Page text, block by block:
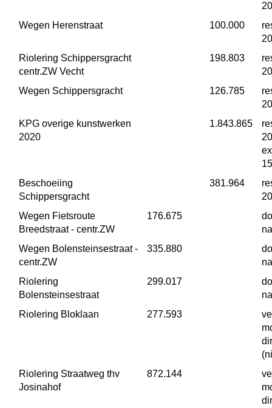
Wegen Herenstraat
100.000
Riolering Schippersgracht
centr.ZW Vecht
198.803
Wegen Schippersgracht
126.785
KPG overige kunstwerken
2020
1.843.865
Beschoeiing
Schippersgracht
381.964
Wegen Fietsroute
Breedstraat - centr.ZW
176.675
Wegen Bolensteinsestraat -
centr.ZW
335.880
Riolering
Bolensteinsestraat
299.017
Riolering Bloklaan
277.593
Riolering Straatweg thv
Josinahof
872.144